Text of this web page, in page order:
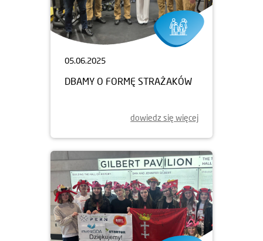
05.06.2025
DBAMY O FORMĘ STRAŻAKÓW
dowiedz się więcej